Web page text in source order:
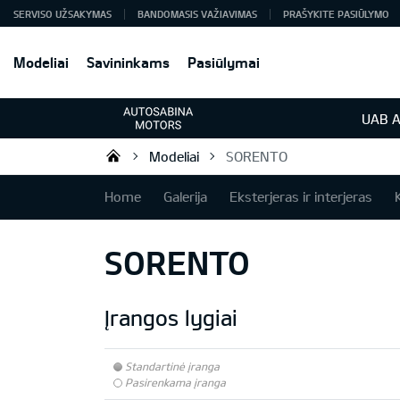
Modeliai Savininkams Pasiūlymai
SERVISO UŽSAKYMAS BANDOMASIS VAŽIAVIMAS PRAŠYKITE PASIŪLYMO
UAB
KIA automobiliai | KIA modeliai |
Modeliai SORENTO
Home Galerija Eksterjeras ir interjeras
SORENTO
Įrangos lygiai
Standartinė įranga
Pasirenkama įranga